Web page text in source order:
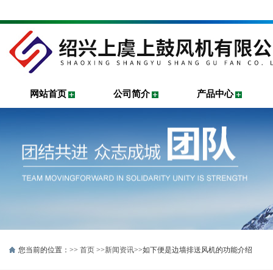
网站首页 公司简介 产品中心
您当前的位置：>> 首页 >>新闻资讯>>如下便是边墙排送风机的功能介绍